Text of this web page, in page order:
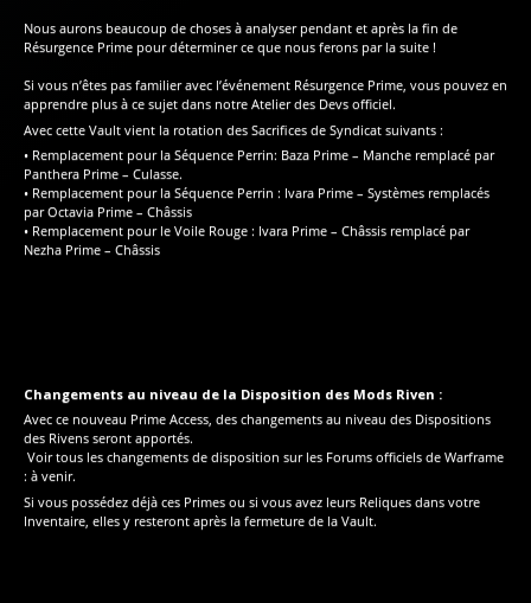
Nous aurons beaucoup de choses à analyser pendant et après la fin de
Résurgence Prime pour déterminer ce que nous ferons par la suite !
Si vous n’êtes pas familier avec l’événement Résurgence Prime, vous pouvez en
apprendre plus à ce sujet dans notre Atelier des Devs officiel.
Avec cette Vault vient la rotation des Sacrifices de Syndicat suivants :
• Remplacement pour la Séquence Perrin: Baza Prime – Manche remplacé par
Panthera Prime – Culasse.
• Remplacement pour la Séquence Perrin : Ivara Prime – Systèmes remplacés
par Octavia Prime – Châssis
• Remplacement pour le Voile Rouge : Ivara Prime – Châssis remplacé par
Nezha Prime – Châssis
Changements au niveau de la Disposition des Mods Riven :
Avec ce nouveau Prime Access, des changements au niveau des Dispositions
des Rivens seront apportés.
Voir tous les changements de disposition sur les Forums officiels de Warframe
: à venir.
Si vous possédez déjà ces Primes ou si vous avez leurs Reliques dans votre
Inventaire, elles y resteront après la fermeture de la Vault.